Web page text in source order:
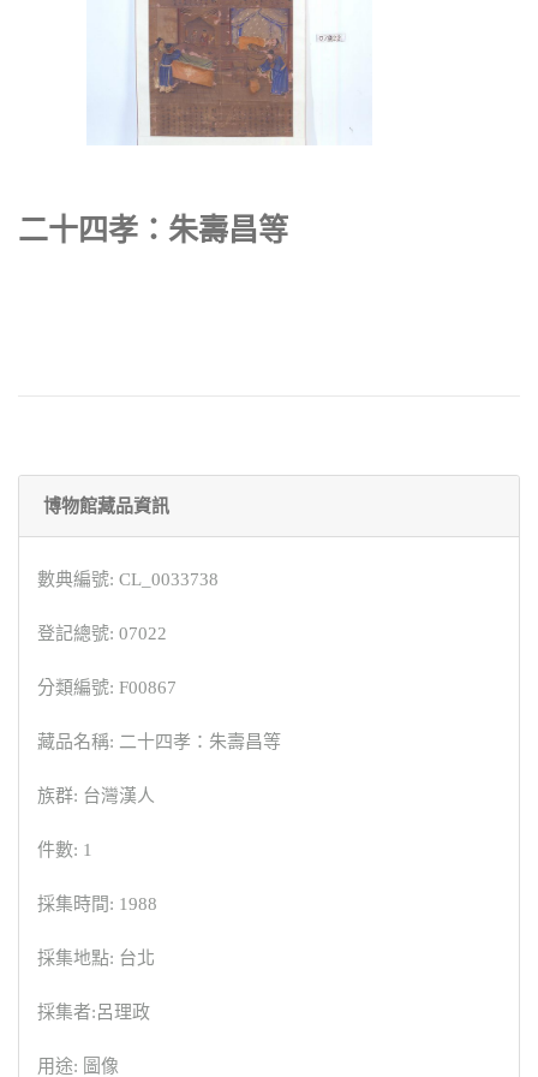
二十四孝：朱壽昌等
博物館藏品資訊
數典編號: CL_0033738
登記總號: 07022
分類編號: F00867
藏品名稱: 二十四孝：朱壽昌等
族群: 台灣漢人
件數: 1
採集時間: 1988
採集地點: 台北
採集者:呂理政
用途: 圖像